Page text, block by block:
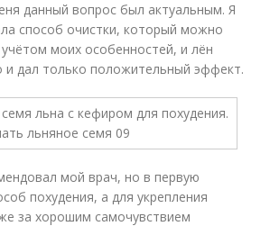
данный вопрос был актуальным. Я
способ очистки, который можно
моих особенностей, и лён
и дал только положительный эффект.
мой врач, но в первую
похудения, а для укрепления
за хорошим самочувствием